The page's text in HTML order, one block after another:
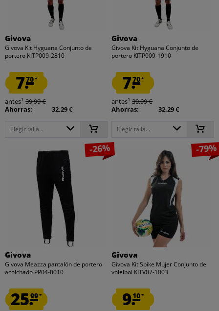
Givova
Givova Kit Hyguana Conjunto de
portero KITP009-2810
7.70*
antes1 39,99 €
Ahorras:
32,29 €
Elegir talla...
Givova
Givova Kit Hyguana Conjunto de
portero KITP009-1910
7.70*
antes1 39,99 €
Ahorras:
32,29 €
Elegir talla...
-26%
Givova
Givova Meazza pantalón de portero
acolchado PP04-0010
25.99*
-79%
Givova
Givova Kit Spike Mujer Conjunto de
voleibol KITV07-1003
9.10*